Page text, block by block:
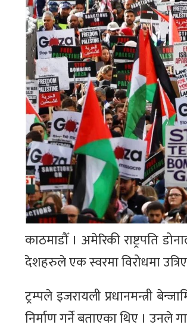
काठमाडौँ । अमेरिकी राष्ट्रपति
देशहरुले एक स्वरमा विरोधमा
ट्रम्पले इजरायली प्रधानमन्त्री
निर्माण गर्ने बताएका थिए । उनले